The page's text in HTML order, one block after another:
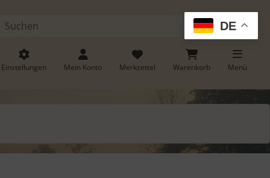
DE
Suchen
Einstellungen Mein Konto Merkzettel Warenkorb Menü